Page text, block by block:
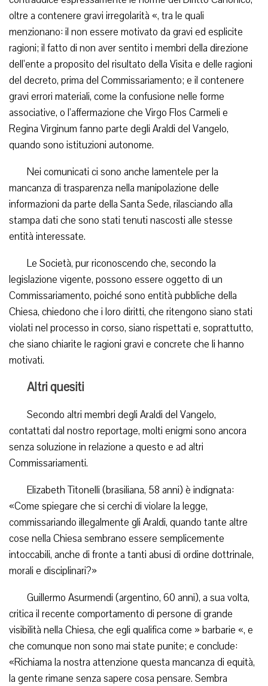
oltre a contenere gravi irregolarità «, tra le quali
menzionano: il non essere motivato da gravi ed esplicite
ragioni; il fatto di non aver sentito i membri della direzione
dell’ente a proposito del risultato della Visita e delle ragioni
del decreto, prima del Commissariamento; e il contenere
gravi errori materiali, come la confusione nelle forme
associative, o l’affermazione che Virgo Flos Carmeli e
Regina Virginum fanno parte degli Araldi del Vangelo,
quando sono istituzioni autonome.
Nei comunicati ci sono anche lamentele per la
mancanza di trasparenza nella manipolazione delle
informazioni da parte della Santa Sede, rilasciando alla
stampa dati che sono stati tenuti nascosti alle stesse
entità interessate.
Le Società, pur riconoscendo che, secondo la
legislazione vigente, possono essere oggetto di un
Commissariamento, poiché sono entità pubbliche della
Chiesa, chiedono che i loro diritti, che ritengono siano stati
violati nel processo in corso, siano rispettati e, soprattutto,
che siano chiarite le ragioni gravi e concrete che li hanno
motivati.
Altri quesiti
Secondo altri membri degli Araldi del Vangelo,
contattati dal nostro reportage, molti enigmi sono ancora
senza soluzione in relazione a questo e ad altri
Commissariamenti.
Elizabeth Titonelli (brasiliana, 58 anni) è indignata:
«Come spiegare che si cerchi di violare la legge,
commissariando illegalmente gli Araldi, quando tante altre
cose nella Chiesa sembrano essere semplicemente
intoccabili, anche di fronte a tanti abusi di ordine dottrinale,
morali e disciplinari?»
Guillermo Asurmendi (argentino, 60 anni), a sua volta,
critica il recente comportamento di persone di grande
visibilità nella Chiesa, che egli qualifica come » barbarie «, e
che comunque non sono mai state punite; e conclude:
«Richiama la nostra attenzione questa mancanza di equità,
la gente rimane senza sapere cosa pensare. Sembra